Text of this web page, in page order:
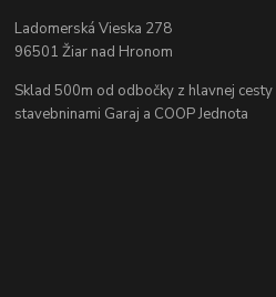
Ladomerská Vieska 278
96501 Žiar nad Hronom
Sklad 500m od odbočky z hlavnej cesty
stavebninami Garaj a COOP Jednota